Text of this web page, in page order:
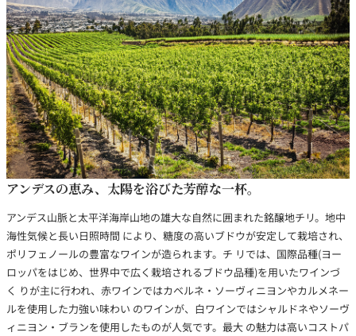
銘柄から探す
DRC ルロワ
ラフィット ペトリュス
生産地から探す
フランス ブルゴーニュ
ボルドー シャンパーニュ
ローヌ その他
アメリカ カリフォルニア
その他
種類で探す
赤ワイン 白ワイン
スパークリング ロゼワイン
ワインセット
価格帯から探す
〜9,999円
10,000円〜39,999円
40,000円〜79,999円
80,000円〜99,999円
100,000円〜199,999円
200,000円〜499,999円
500,000円〜
お得な情報を受け取る
メルマガ LINE
お問い合わせ
アンデスの恵み、太陽を浴びた芳醇な一杯。
アンデス山脈と太平洋海岸山地の雄大な自然に囲まれた銘醸地チリ。地中
海性気候と長い日照時間 により、糖度の高いブドウが安定して栽培され、
ポリフェノールの豊富なワインが造られます。チ リでは、国際品種(ヨー
ロッパをはじめ、世界中で広く栽培されるブドウ品種)を用いたワインづ
く りが主に行われ、赤ワインではカベルネ・ソーヴィニヨンやカルメネー
ルを使用した力強い味わい のワインが、白ワインではシャルドネやソーヴ
ィニヨン・ブランを使用したものが人気です。最大 の魅力は高いコストパ